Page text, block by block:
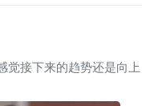
觉接下来的趋势还是向